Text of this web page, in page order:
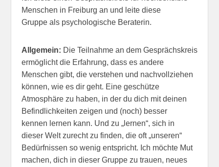
Menschen in Freiburg an und leite diese
Gruppe als psychologische Beraterin.
Allgemein: Die Teilnahme an dem Gesprächskreis
ermöglicht die Erfahrung, dass es andere
Menschen gibt, die verstehen und nachvollziehen
können, wie es dir geht. Eine geschütze
Atmosphäre zu haben, in der du dich mit deinen
Befindlichkeiten zeigen und (noch) besser
kennen lernen kann. Und zu „lernen“, sich in
dieser Welt zurecht zu finden, die oft „unseren“
Bedürfnissen so wenig entspricht. Ich möchte Mut
machen, dich in dieser Gruppe zu trauen, neues